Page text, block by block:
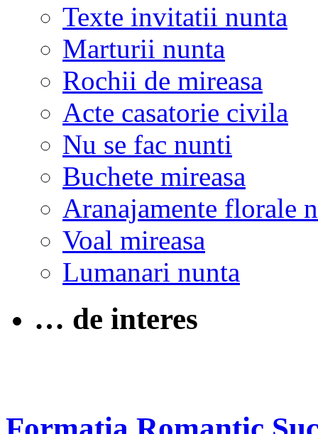
Texte invitatii nunta
Marturii nunta
Rochii de mireasa
Acte casatorie civila
Nu se fac nunti
Buchete mireasa
Aranajamente florale
Voal mireasa
Lumanari nunta
… de interes